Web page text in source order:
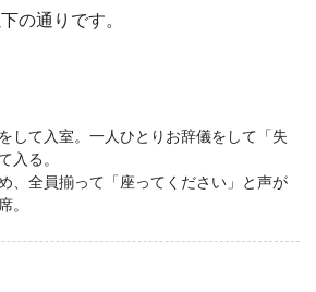
の通りです。
して入室。一人ひとりお辞儀をして「失
入る。
、全員揃って「座ってください」と声が
。